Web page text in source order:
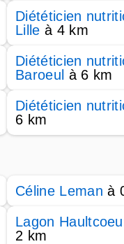
Diététicien
Lille à 4 km
Diététicien
Baroeul à 6 km
Diététicien
6 km
Céline Leman à
Lagon
2 km